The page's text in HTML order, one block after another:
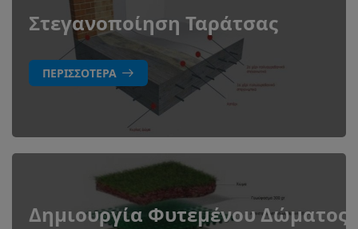
Στεγανοποίηση Ταράτσας
ΠΕΡΙΣΣΌΤΕΡΑ
Δημιουργία Φυτεμένου Δώματος